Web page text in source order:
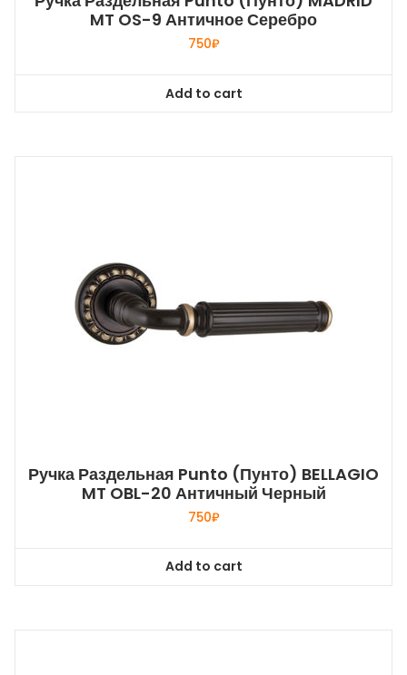
MT OS-9 Античное Серебро
750₽
Add to cart
Ручка Раздельная Punto (Пунто) BELLAGIO
MT OBL-20 Античный Черный
750₽
Add to cart